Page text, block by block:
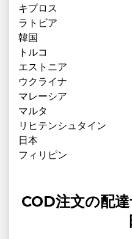
キプロス
ラトビア
韓国
トルコ
エストニア
ウクライナ
マレーシア
マルタ
リヒテンシュタイン
日本
フィリピン
COD注文の配